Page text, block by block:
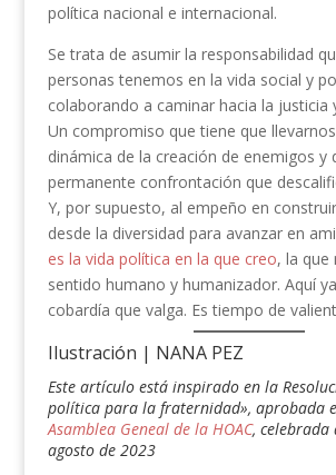
política nacional e internacional.
Se trata de asumir la responsabilidad
personas tenemos en la vida social y
colaborando a caminar hacia la justicia
Un compromiso que tiene que
dinámica de la creación de enemigos y
permanente confrontación que
Y, por supuesto, al empeño en
desde la diversidad para avanzar en
es la vida política en la que creo, la que
sentido humano y humanizador. Aquí
cobardía que valga. Es tiempo de
Ilustración | NANA PEZ
Este artículo está inspirado en la
política para la fraternidad», aprobada
Asamblea Geneal de la HOAC, celebrada
agosto de 2023